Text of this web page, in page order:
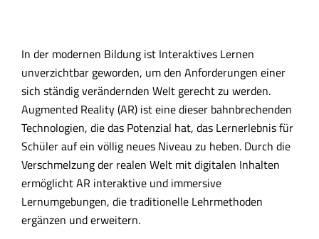
In der modernen Bildung ist Interaktives Lernen
unverzichtbar geworden, um den Anforderungen einer
sich ständig verändernden Welt gerecht zu werden.
Augmented Reality (AR) ist eine dieser bahnbrechenden
Technologien, die das Potenzial hat, das Lernerlebnis für
Schüler auf ein völlig neues Niveau zu heben. Durch die
Verschmelzung der realen Welt mit digitalen Inhalten
ermöglicht AR interaktive und immersive
Lernumgebungen, die traditionelle Lehrmethoden
ergänzen und erweitern.